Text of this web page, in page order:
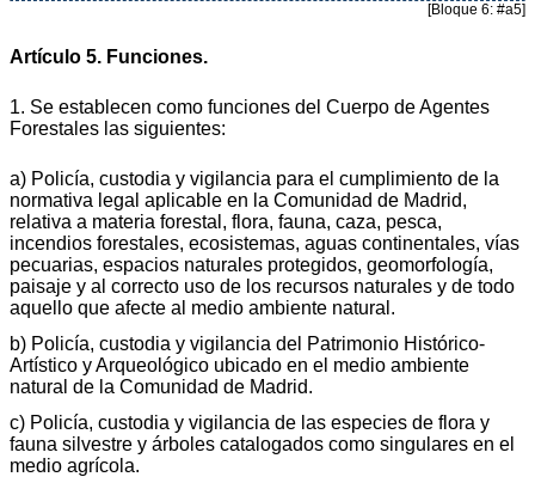
[Bloque 6: #a5]
Artículo 5. Funciones.
1. Se establecen como funciones del Cuerpo de Agentes
Forestales las siguientes:
a) Policía, custodia y vigilancia para el cumplimiento de la
normativa legal aplicable en la Comunidad de Madrid,
relativa a materia forestal, flora, fauna, caza, pesca,
incendios forestales, ecosistemas, aguas continentales, vías
pecuarias, espacios naturales protegidos, geomorfología,
paisaje y al correcto uso de los recursos naturales y de todo
aquello que afecte al medio ambiente natural.
b) Policía, custodia y vigilancia del Patrimonio Histórico-
Artístico y Arqueológico ubicado en el medio ambiente
natural de la Comunidad de Madrid.
c) Policía, custodia y vigilancia de las especies de flora y
fauna silvestre y árboles catalogados como singulares en el
medio agrícola.